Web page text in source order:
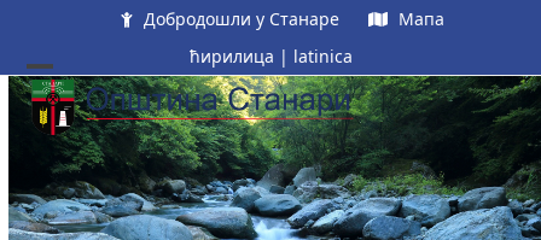
content
Добродошли у Станаре
Мапа
ћирилица | latinica
Open
mobile
menu
Close
mobile
menu